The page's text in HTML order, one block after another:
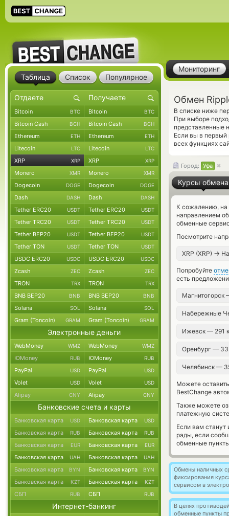
Мониторинг
Обмен
В списке ниже
При выборе
представленные
Если вы в первый
всех функциях
Город: Уфа
Курсы обмена
К сожалению, на
направлением
обменные
Посмотрите
XRP (XRP) →
Попробуйте
есть
Набережные
Ижевск — 291
Оренбург —
Челябинск —
Можете
BestChange
Также можете
платежную
Если вам
рады, если
обменные
Обмены наличных
фиксирования
сервисом в
В целях
обменные пункты
Таблица Список Популярное
Bitcoin BTC Bitcoin BTC
Bitcoin Cash BCH Bitcoin Cash BCH
Ethereum ETH Ethereum ETH
Litecoin LTC Litecoin LTC
XRP XRP XRP XRP
Monero XMR Monero XMR
Dogecoin DOGE Dogecoin DOGE
Dash DASH Dash DASH
Tether ERC20 USDT Tether ERC20 USDT
Tether TRC20 USDT Tether TRC20 USDT
Tether BEP20 USDT Tether BEP20 USDT
Tether TON USDT Tether TON USDT
USDC ERC20 USDC USDC ERC20 USDC
Zcash ZEC Zcash ZEC
TRON TRX TRON TRX
BNB BEP20 BNB BNB BEP20 BNB
Solana SOL Solana SOL
Gram (Toncoin) GRAM Gram (Toncoin) GRAM
Электронные деньги
WebMoney WMZ WebMoney WMZ
ЮMoney RUB ЮMoney RUB
PayPal USD PayPal USD
Volet USD Volet USD
Alipay CNY Alipay CNY
Банковские счета и карты
Банковская карта USD Банковская карта USD
Банковская карта RUB Банковская карта RUB
Банковская карта EUR Банковская карта EUR
Банковская карта UAH Банковская карта UAH
Банковская карта BYN Банковская карта BYN
Банковская карта KZT Банковская карта KZT
СБП RUB СБП RUB
Интернет-банкинг